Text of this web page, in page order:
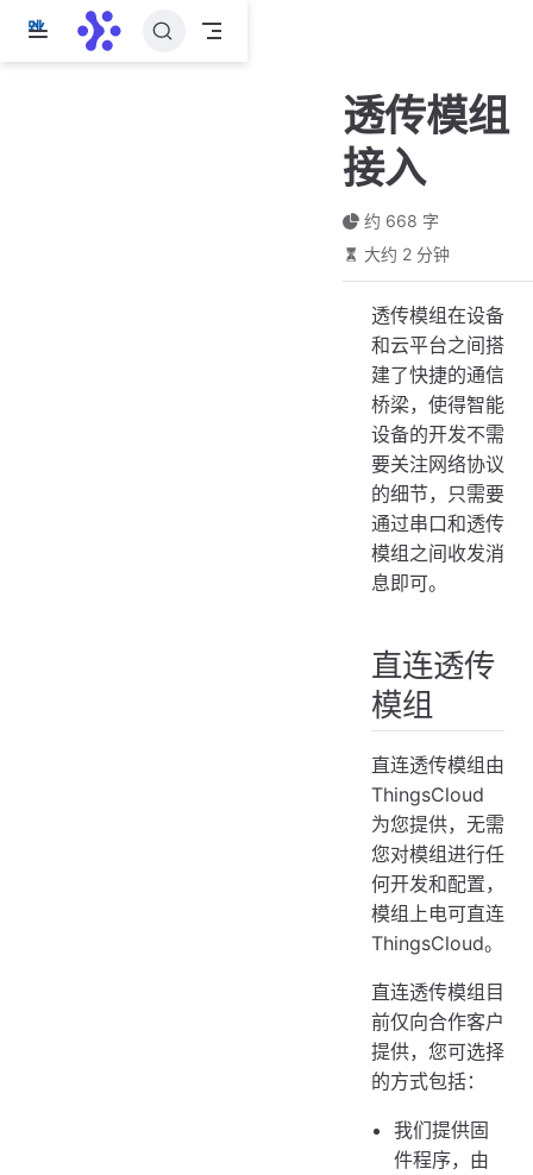
跳
透传模组
接入
约 668 字
大约 2 分钟
透传模组在设备
和云平台之间搭
建了快捷的通信
桥梁，使得智能
设备的开发不需
要关注网络协议
的细节，只需要
通过串口和透传
模组之间收发消
息即可。
直连透传
模组
直连透传模组由
ThingsCloud
为您提供，无需
您对模组进行任
何开发和配置，
模组上电可直连
ThingsCloud。
直连透传模组目
前仅向合作客户
提供，您可选择
的方式包括：
我们提供固
件程序，由